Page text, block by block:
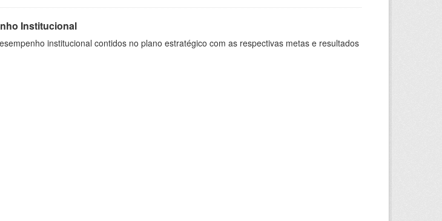
Institucional
institucional contidos no plano estratégico com as respectivas metas e resultados